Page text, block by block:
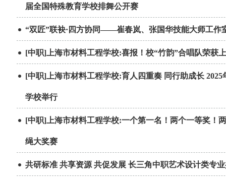
届全国特殊教育学校排舞公开赛
“双匠”联袂·四方协同——崔春岚、张国华技能大师工作
[中职]上海市材料工程学校:喜报！校“竹韵”合唱队荣获
[中职]上海市材料工程学校:育人四重奏 同行助成长
学校举行
[中职]上海市材料工程学校:一个第一名！两个一等奖！
绳大奖赛
共研标准 共享资源 共促发展 长三角中职艺术设计类专